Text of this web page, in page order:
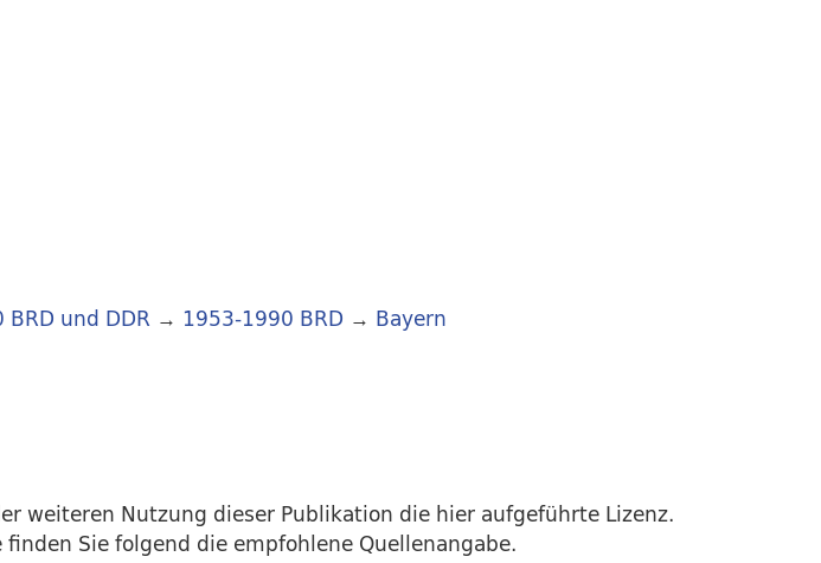
und DDR → 1953-1990 BRD → Bayern
weiteren Nutzung dieser Publikation die hier aufgeführte Lizenz.
Sie folgend die empfohlene Quellenangabe.